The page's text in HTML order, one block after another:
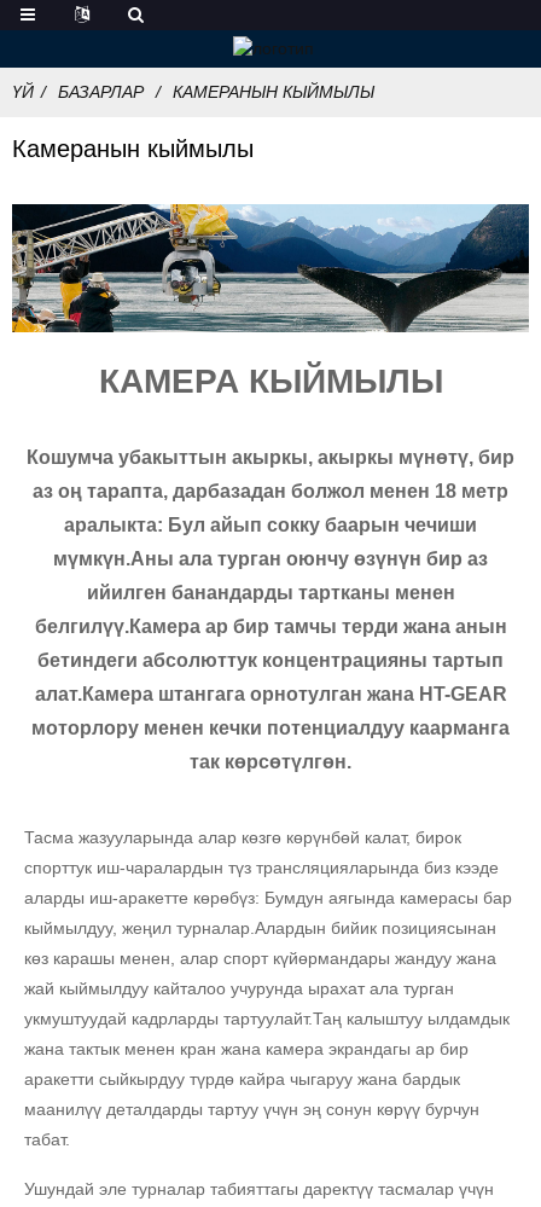
ҮЙ БАЗАРЛАР КАМЕРАНЫН КЫЙМЫЛЫ
Камеранын кыймылы
КАМЕРА КЫЙМЫЛЫ
Кошумча убакыттын акыркы, акыркы мүнөтү, бир
аз оң тарапта, дарбазадан болжол менен 18 метр
аралыкта: Бул айып сокку баарын чечиши
мүмкүн.Аны ала турган оюнчу өзүнүн бир аз
ийилген банандарды тартканы менен
белгилүү.Камера ар бир тамчы терди жана анын
бетиндеги абсолюттук концентрацияны тартып
алат.Камера штангага орнотулган жана HT-GEAR
моторлору менен кечки потенциалдуу каарманга
так көрсөтүлгөн.
Тасма жазууларында алар көзгө көрүнбөй калат, бирок
спорттук иш-чаралардын түз трансляцияларында биз кээде
аларды иш-аракетте көрөбүз: Бумдун аягында камерасы бар
кыймылдуу, жеңил турналар.Алардын бийик позициясынан
көз карашы менен, алар спорт күйөрмандары жандуу жана
жай кыймылдуу кайталоо учурунда ырахат ала турган
укмуштуудай кадрларды тартуулайт.Таң калыштуу ылдамдык
жана тактык менен кран жана камера экрандагы ар бир
аракетти сыйкырдуу түрдө кайра чыгаруу жана бардык
маанилүү деталдарды тартуу үчүн эң сонун көрүү бурчун
табат.
Ушундай эле турналар табияттагы даректүү тасмалар үчүн